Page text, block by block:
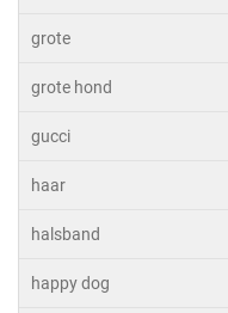
grote
grote hond
gucci
haar
halsband
happy dog